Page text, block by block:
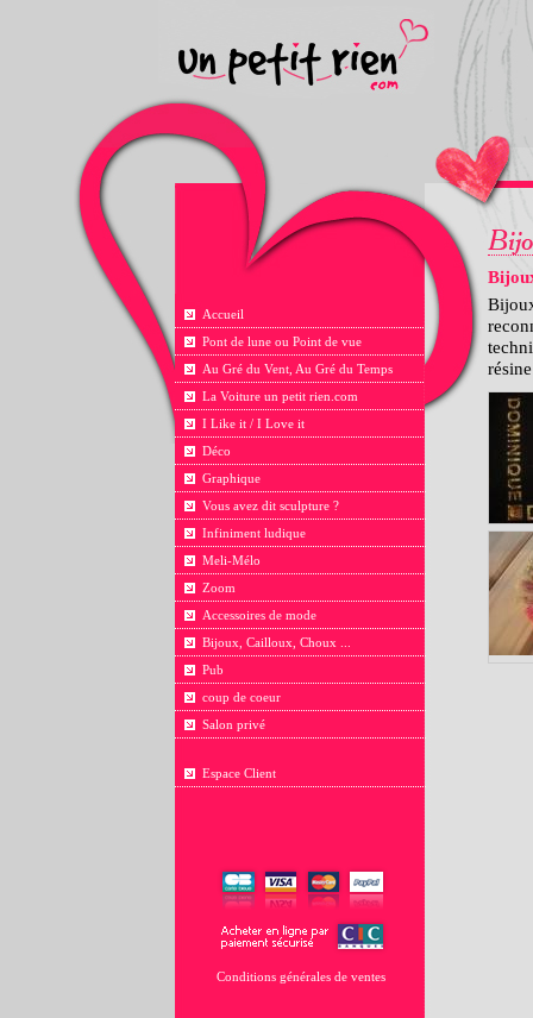
Accueil
Pont de lune ou Point de vue
Au Gré du Vent, Au Gré du Temps
La Voiture un petit rien.com
I Like it / I Love it
Déco
Graphique
Vous avez dit sculpture ?
Infiniment ludique
Meli-Mélo
Zoom
Accessoires de mode
Bijoux, Cailloux, Choux ...
Pub
coup de coeur
Salon privé
Espace Client
Conditions générales de ventes